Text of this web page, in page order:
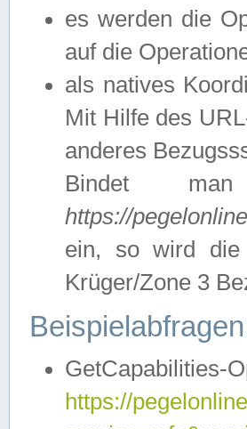
es werden die
auf die
als natives
Mit Hilfe des
anderes
Bindet
https://
ein, so wird die
Krüger/Zone 3
GetCapabilities-
https://